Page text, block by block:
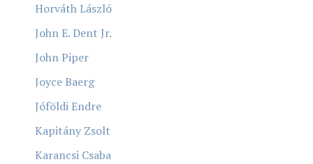
Horváth László
John E. Dent Jr.
John Piper
Joyce Baerg
Jóföldi Endre
Kapitány Zsolt
Karancsi Csaba